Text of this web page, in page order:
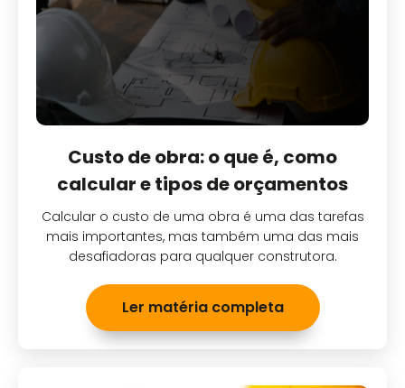
Custo de obra: o que é, como
calcular e tipos de orçamentos
Calcular o custo de uma obra é uma das tarefas
mais importantes, mas também uma das mais
desafiadoras para qualquer construtora.
Ler matéria completa